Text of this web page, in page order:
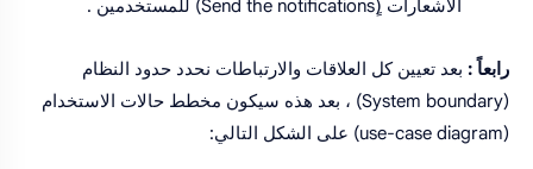
الاشعارات (ٍSend the notifications) للمستخدمين .
رابعاً : بعد تعيين كل العلاقات والارتباطات نحدد حدود النظام
(System boundary) ، بعد هذه سيكون مخطط حالات الاستخدام
(use-case diagram) على الشكل التالي: